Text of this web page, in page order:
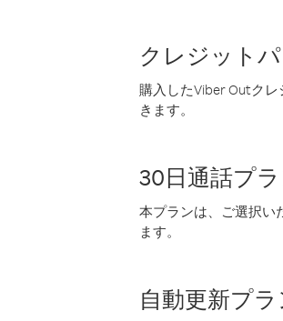
クレジット
購入したViber Outク
きます。
30日通話プ
本プランは、ご選択い
ます。
自動更新プラ